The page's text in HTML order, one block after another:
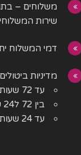
משלוחים –
שירות
דמי המשלוח
מדיניות
עד 72 שעות ממועד האספקה המבוקש יידרש תשלום של 20% מגובה ההזמנה
בין 72 ל24 שעות ממועד האספקה המבוקש יידרש תשלום של 50% מגובה ההזמנה
עד 24 שעות ממועד האספקה המבוקש לא ניתן לבטל ויידרש תשלום של 100% מגובה ההזמנה.